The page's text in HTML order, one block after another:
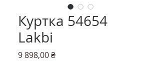
Куртка 54654
Lakbi
9 898,00 ₴Ціна